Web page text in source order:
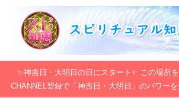
✨神吉日・大明日の日にスタート✨ この場所
CHANNEL登録で「神吉日・大明日」のパワーを